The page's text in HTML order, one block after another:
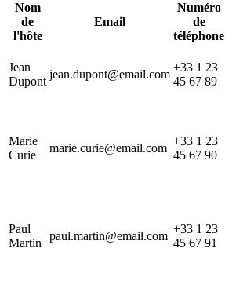
Nom
de
l'hôte
Email
Numéro
de
téléphone
Jean
Dupont
jean.dupont@email.com
+33 1 23
45 67 89
Marie
Curie
marie.curie@email.com
+33 1 23
45 67 90
Paul
Martin
paul.martin@email.com
+33 1 23
45 67 91